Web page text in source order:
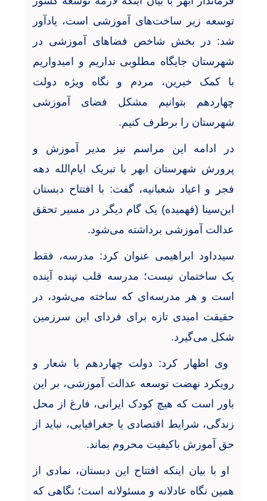
توسعه زیر ساخت‌های آموزشی است، یادآور
شد: در بخش شاخص فضاهای آموزشی در
شهرستان جایگاه مطلوبی نداریم و امیدواریم
با کمک خیرین، مردم و نگاه ویژه دولت
چهاردهم بتوانیم مشکل فضای آموزشی
شهرستان را برطرف کنیم.
در ادامه این مراسم‌ نیز مدیر آموزش و
پرورش شهرستان ابهر با تبریک ایام‌الله دهه
فجر و اعیاد شعبانیه، گفت: با افتتاح دبستان
ابن‌سینا (فهمیده) یک گام دیگر در مسیر تحقق
عدالت آموزشی برداشته می‌شود.
سیدداود ابراهیمی عنوان کرد: مدرسه، فقط
یک ساختمان نیست؛ مدرسه قلب تپنده آینده
است و هر مدرسه‌ای که ساخته می‌شود، در
حقیقت امیدی تازه برای فردای این سرزمین
شکل می‌گیرد.
وی اظهار کرد: دولت چهاردهم با شعار و
رویکرد نهضت توسعه عدالت آموزشی، بر این
باور است که هیچ کودک ایرانی، فارغ از محل
زندگی، شرایط اقتصادی یا جغرافیایی، نباید از
حق آموزش باکیفیت محروم بماند.
او با بیان‌ اینکه افتتاح این دبستان، نمادی از
همین نگاه عادلانه و مسئولانه است؛ نگاهی که